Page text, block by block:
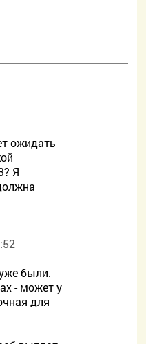
ожидать
Я
были.
- может у
для